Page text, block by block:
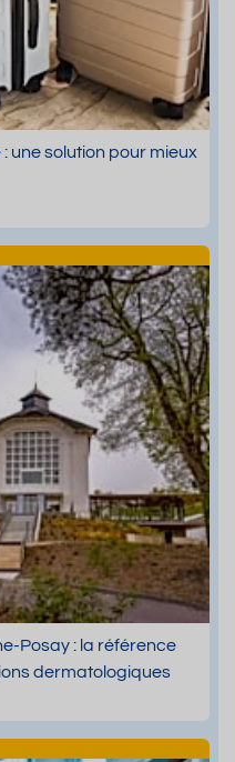
une solution pour mieux
Posay : la référence
dermatologiques